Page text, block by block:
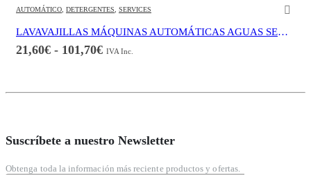
AUTOMÁTICO DETERGENTES SERVICES
LAVAVAJILLAS MÁQUINAS AUTOMÁTICAS AGUAS SEMI DURAS
21,60€ - 101,70€Rango
IVA Inc.
Suscríbete a nuestro Newsletter
Obtenga toda la información más reciente productos y ofertas.